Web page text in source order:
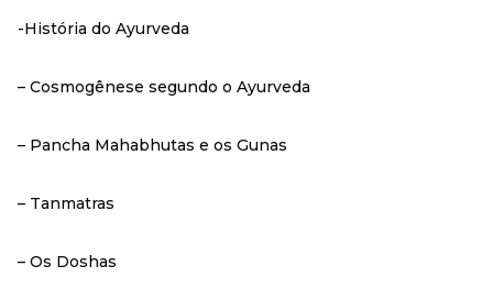
-História do Ayurveda
– Cosmogênese segundo o Ayurveda
– Pancha Mahabhutas e os Gunas
– Tanmatras
– Os Doshas